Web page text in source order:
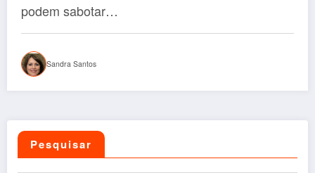
podem sabotar…
Sandra Santos
Pesquisar